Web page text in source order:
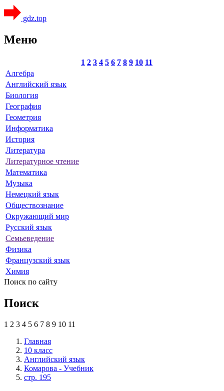
gdz.top
Меню
1 2 3 4 5 6 7 8 9 10 11
Алгебра
Английский язык
Биология
География
Геометрия
Информатика
История
Литература
Литературное чтение
Математика
Музыка
Немецкий язык
Обществознание
Окружающий мир
Русский язык
Семьеведение
Физика
Французский язык
Химия
Поиск по сайту
Поиск
1 2 3 4 5 6 7 8 9 10 11
Главная
10 класс
Английский язык
Комарова - Учебник
стр. 195